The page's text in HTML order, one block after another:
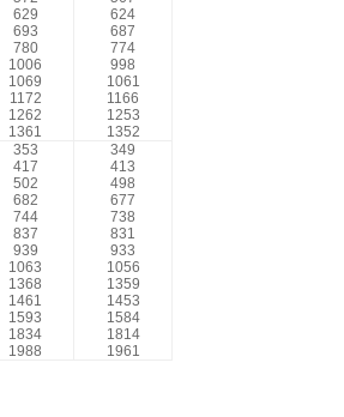
629
693
780
1006
1069
1172
1262
1361
624
687
774
998
1061
1166
1253
1352
353
417
502
682
744
837
939
1063
1368
1461
1593
1834
1988
349
413
498
677
738
831
933
1056
1359
1453
1584
1814
1961